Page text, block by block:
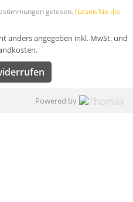
gelesen. (Lesen Sie die
anders angegeben inkl. MwSt. und
Powered by